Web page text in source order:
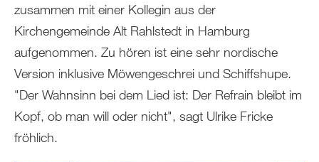
zusammen mit einer Kollegin aus der
Kirchengemeinde Alt Rahlstedt in Hamburg
aufgenommen. Zu hören ist eine sehr nordische
Version inklusive Möwengeschrei und Schiffshupe.
"Der Wahnsinn bei dem Lied ist: Der Refrain bleibt im
Kopf, ob man will oder nicht", sagt Ulrike Fricke
fröhlich.